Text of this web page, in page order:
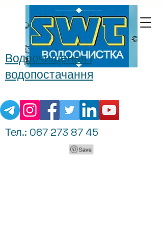
Водоочищення і
водопостачання
Тел.: 067 273 87 45